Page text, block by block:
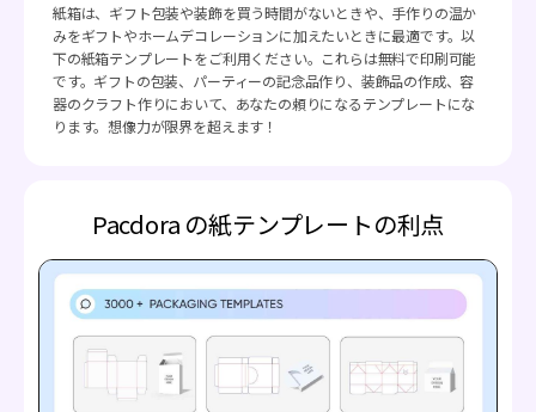
紙箱は、ギフト包装や装飾を買う時間がないときや、手作りの温か
みをギフトやホームデコレーションに加えたいときに最適です。以
下の紙箱テンプレートをご利用ください。これらは無料で印刷可能
です。ギフトの包装、パーティーの記念品作り、装飾品の作成、容
器のクラフト作りにおいて、あなたの頼りになるテンプレートにな
ります。想像力が限界を超えます！
Pacdora の紙テンプレートの利点